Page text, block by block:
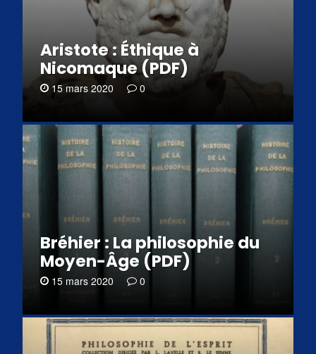
Aristote : Éthique à
Nicomaque (PDF)
15 mars 2020 0
Bréhier : La philosophie du
Moyen-Âge (PDF)
15 mars 2020 0